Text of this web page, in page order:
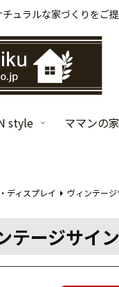
ュラルな家づくりをご
style ママンの
ディスプレイ ヴィンテー
テージサイ